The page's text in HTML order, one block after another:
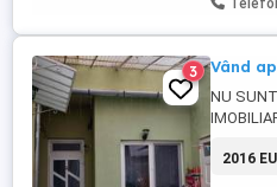
3 Vând
NU
mp.
2016